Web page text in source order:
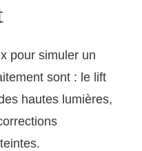
pour simuler un
sont : le lift
hautes lumières,